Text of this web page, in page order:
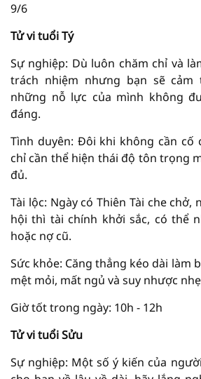
9/6
Tử vi tuổi Tý
Sự nghiệp: Dù luôn chăm chỉ và
trách nhiệm nhưng bạn sẽ cảm
những nỗ lực của mình không
đáng.
Tình duyên: Đôi khi không cần cố
chỉ cần thể hiện thái độ tôn trọng
đủ.
Tài lộc: Ngày có Thiên Tài che
hội thì tài chính khởi sắc, có thể
hoặc nợ cũ.
Sức khỏe: Căng thẳng kéo dài làm
mệt mỏi, mất ngủ và suy nhược
Giờ tốt trong ngày: 10h - 12h
Tử vi tuổi Sửu
Sự nghiệp: Một số ý kiến của